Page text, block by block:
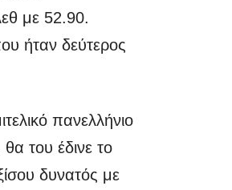
με 52.90.
ήταν δεύτερος
πανελλήνιο
του έδινε το
δυνατός με